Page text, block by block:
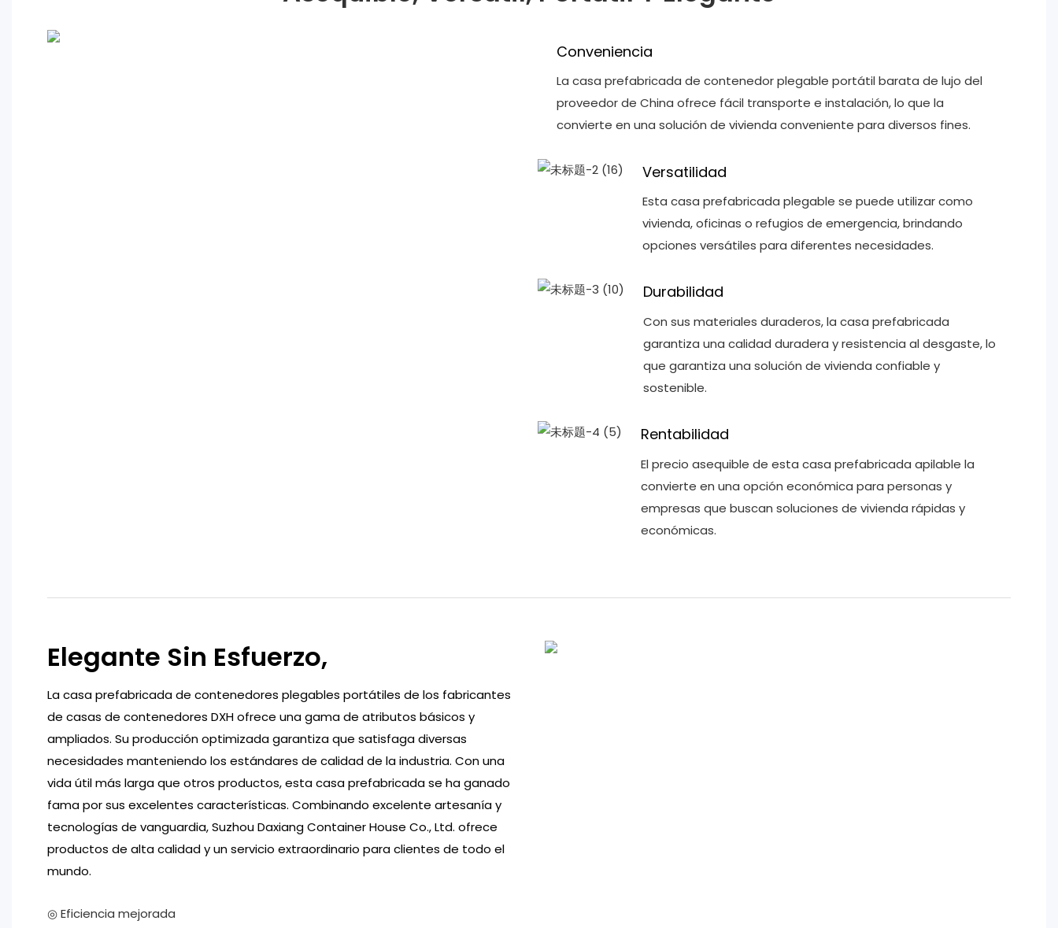
Conveniencia
La casa prefabricada de contenedor plegable portátil barata de lujo del
proveedor de China ofrece fácil transporte e instalación, lo que la
convierte en una solución de vivienda conveniente para diversos fines.
Versatilidad
Esta casa prefabricada plegable se puede utilizar como
vivienda, oficinas o refugios de emergencia, brindando
opciones versátiles para diferentes necesidades.
Durabilidad
Con sus materiales duraderos, la casa prefabricada
garantiza una calidad duradera y resistencia al desgaste, lo
que garantiza una solución de vivienda confiable y
sostenible.
Rentabilidad
El precio asequible de esta casa prefabricada apilable la
convierte en una opción económica para personas y
empresas que buscan soluciones de vivienda rápidas y
económicas.
Elegante Sin Esfuerzo,
La casa prefabricada de contenedores plegables portátiles de los fabricantes
de casas de contenedores DXH ofrece una gama de atributos básicos y
ampliados. Su producción optimizada garantiza que satisfaga diversas
necesidades manteniendo los estándares de calidad de la industria. Con una
vida útil más larga que otros productos, esta casa prefabricada se ha ganado
fama por sus excelentes características. Combinando excelente artesanía y
tecnologías de vanguardia, Suzhou Daxiang Container House Co., Ltd. ofrece
productos de alta calidad y un servicio extraordinario para clientes de todo el
mundo.
◎ Eficiencia mejorada